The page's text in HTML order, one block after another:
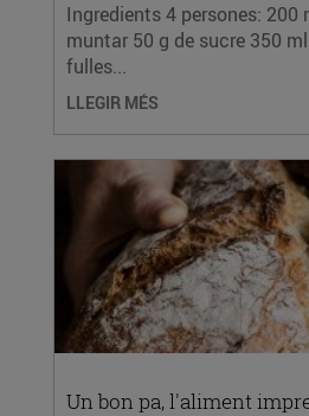
Ingredients 4 persones: 200
muntar 50 g de sucre 350
fulles...
LLEGIR MÉS
Un bon pa, l'aliment